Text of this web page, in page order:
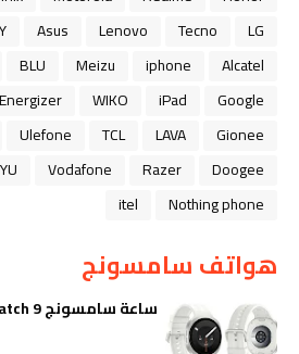
LG
Tecno
Lenovo
Asus
Alcatel
iphone
Meizu
BLU
Google
iPad
WIKO
Energizer
Gionee
LAVA
TCL
Ulefone
Doogee
Razer
Vodafone
YU
Nothing phone
itel
هواتف سامسونج
ساعة سامسونج Galaxy Watch 9 الذكية